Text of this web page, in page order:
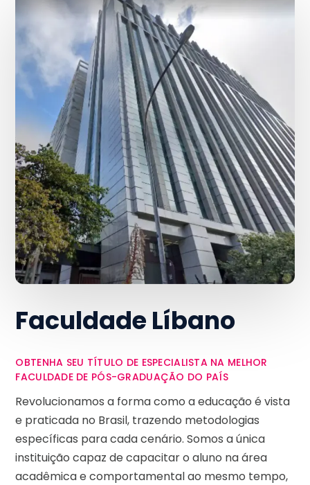
Faculdade Líbano
OBTENHA SEU TÍTULO DE ESPECIALISTA NA MELHOR
FACULDADE DE PÓS-GRADUAÇÃO DO PAÍS
Revolucionamos a forma como a educação é vista
e praticada no Brasil, trazendo metodologias
específicas para cada cenário. Somos a única
instituição capaz de capacitar o aluno na área
acadêmica e comportamental ao mesmo tempo,